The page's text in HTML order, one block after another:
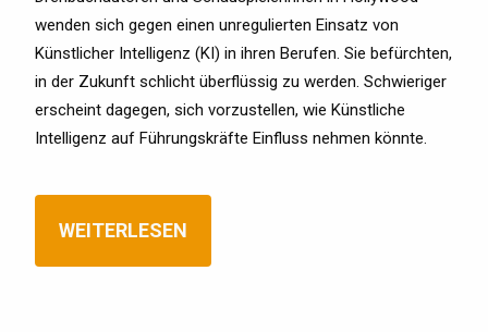
wenden sich gegen einen unregulierten Einsatz von
Künstlicher Intelligenz (KI) in ihren Berufen. Sie befürchten,
in der Zukunft schlicht überflüssig zu werden. Schwieriger
erscheint dagegen, sich vorzustellen, wie Künstliche
Intelligenz auf Führungskräfte Einfluss nehmen könnte.
WEITERLESEN